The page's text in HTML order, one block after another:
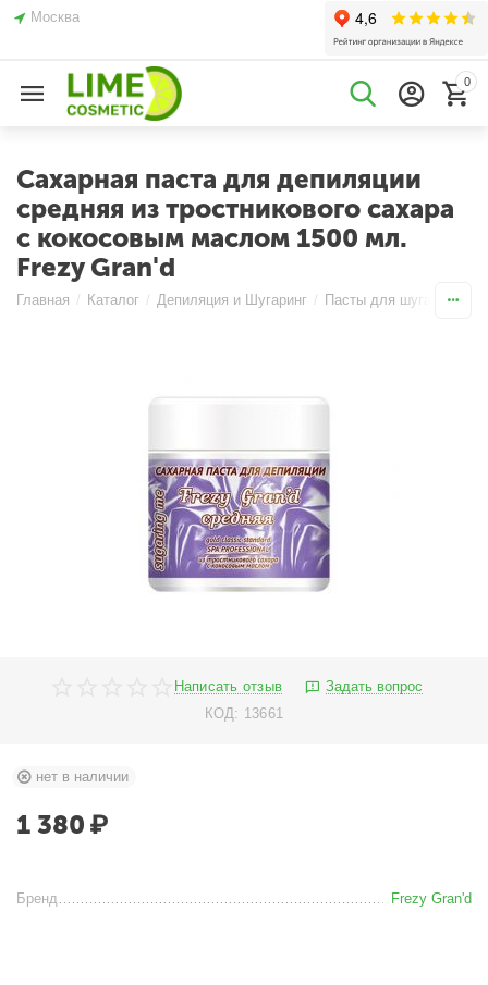
Москва
0
Сахарная паста для депиляции
средняя из тростникового сахара
с кокосовым маслом 1500 мл.
Frezy Gran'd
Главная / Каталог / Депиляция и Шугаринг / Пасты для шугаринга
Написать отзыв
Задать вопрос
КОД: 13661
нет в наличии
1 380 ₽
Бренд Frezy Gran'd